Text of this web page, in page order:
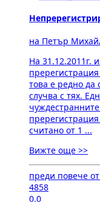
на Петър
На 31.12.2011г.
това е редно да
случва с тях.
считано от 1 ...
Вижте още >>
преди повече
4858
0.0